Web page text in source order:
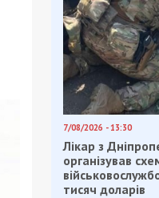
7/08/2026 - 13:30
Лікар з
організував
тисяч доларів